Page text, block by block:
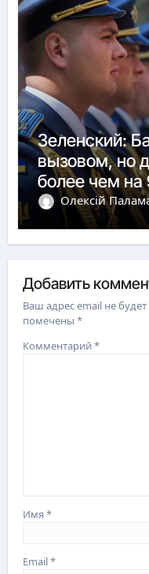
Зеленский:
вызовом, но
более чем на
Олексій
Добавить
Ваш адрес email не
помечены*
Комментарий*
Имя*
Email*